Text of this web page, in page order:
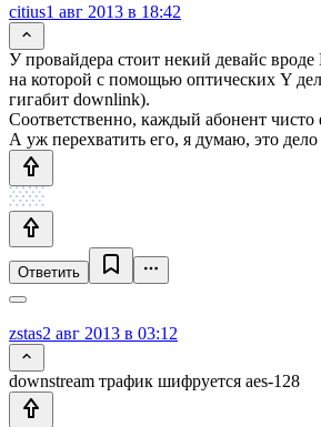
citius1 авг 2013 в 18:42
У провайдера стоит некий девайс
на которой с помощью оптических Y
гигабит downlink).
Соответственно, каждый абонент чисто
А уж перехватить его, я думаю, это
Ответить
zstas2 авг 2013 в 03:12
downstream трафик шифруется aes-128